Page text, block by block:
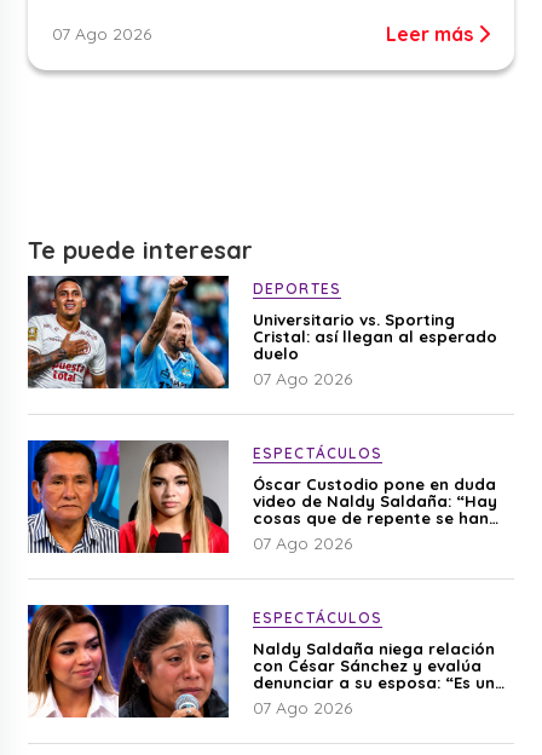
07 Ago 2026 Leer más
Te puede interesar
DEPORTES
Universitario vs. Sporting
Cristal: así llegan al esperado
duelo
07 Ago 2026
ESPECTÁCULOS
Óscar Custodio pone en duda
video de Naldy Saldaña: “Hay
cosas que de repente se han
editado”
07 Ago 2026
ESPECTÁCULOS
Naldy Saldaña niega relación
con César Sánchez y evalúa
denunciar a su esposa: “Es una
difamación”
07 Ago 2026